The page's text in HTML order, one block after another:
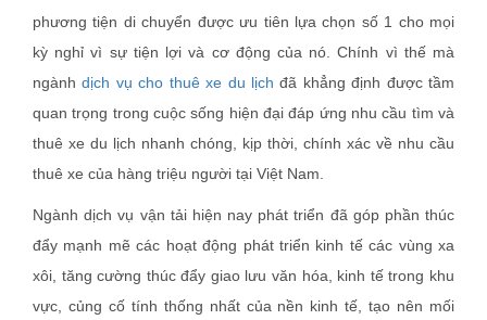
phương tiện di chuyển được ưu tiên lựa chọn số 1 cho mọi
kỳ nghỉ vì sự tiện lợi và cơ động của nó. Chính vì thế mà
ngànhdịch vụ cho thuê xe du lịch đã khẳng định được tầm
quan trọng trong cuộc sống hiện đại đáp ứng nhu cầu tìm và
thuê xe du lịch nhanh chóng, kịp thời, chính xác về nhu cầu
thuê xe của hàng triệu người tại Việt Nam.
Ngành dịch vụ vận tải hiện nay phát triển đã góp phần thúc
đẩy mạnh mẽ các hoạt động phát triển kinh tế các vùng xa
xôi, tăng cường thúc đẩy giao lưu văn hóa, kinh tế trong khu
vực, củng cố tính thống nhất của nền kinh tế, tạo nên mối